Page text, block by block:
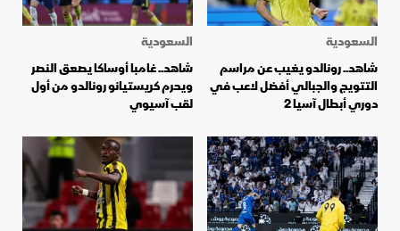
السعودية
شاهد.. رونالدو يغيب عن مراسم
التتويج والجبالي أفضل لاعب في
دوري أبطال آسيا 2
السعودية
شاهد.. غامبا أوساكا يصعق النصر
ويحرم كريستيانو رونالدو من أول
لقب آسيوي